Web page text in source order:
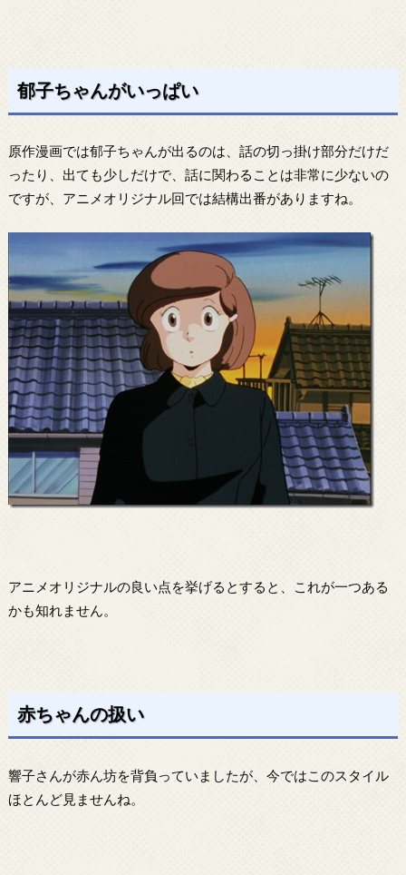
郁子ちゃんがいっぱい
原作漫画では郁子ちゃんが出るのは、話の切っ掛け部分だけだ
ったり、出ても少しだけで、話に関わることは非常に少ないの
ですが、アニメオリジナル回では結構出番がありますね。
アニメオリジナルの良い点を挙げるとすると、これが一つある
かも知れません。
赤ちゃんの扱い
響子さんが赤ん坊を背負っていましたが、今ではこのスタイル
ほとんど見ませんね。